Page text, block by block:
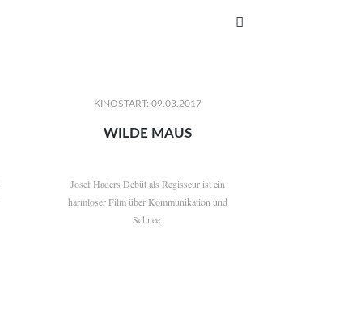

KINOSTART: 09.03.2017
WILDE MAUS
Josef Haders Debüt als Regisseur ist ein
harmloser Film über Kommunikation und
Schnee.